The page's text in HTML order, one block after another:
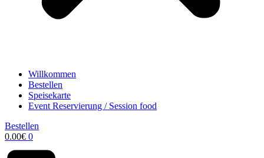
Willkommen
Bestellen
Speisekarte
Event Reservierung / Session food
Bestellen
0.00€ 0